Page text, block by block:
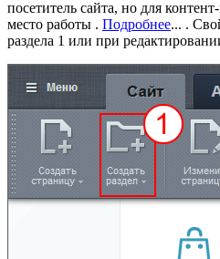
посетитель сайта, но для
место работы . Подробнее... .
раздела 1 или при